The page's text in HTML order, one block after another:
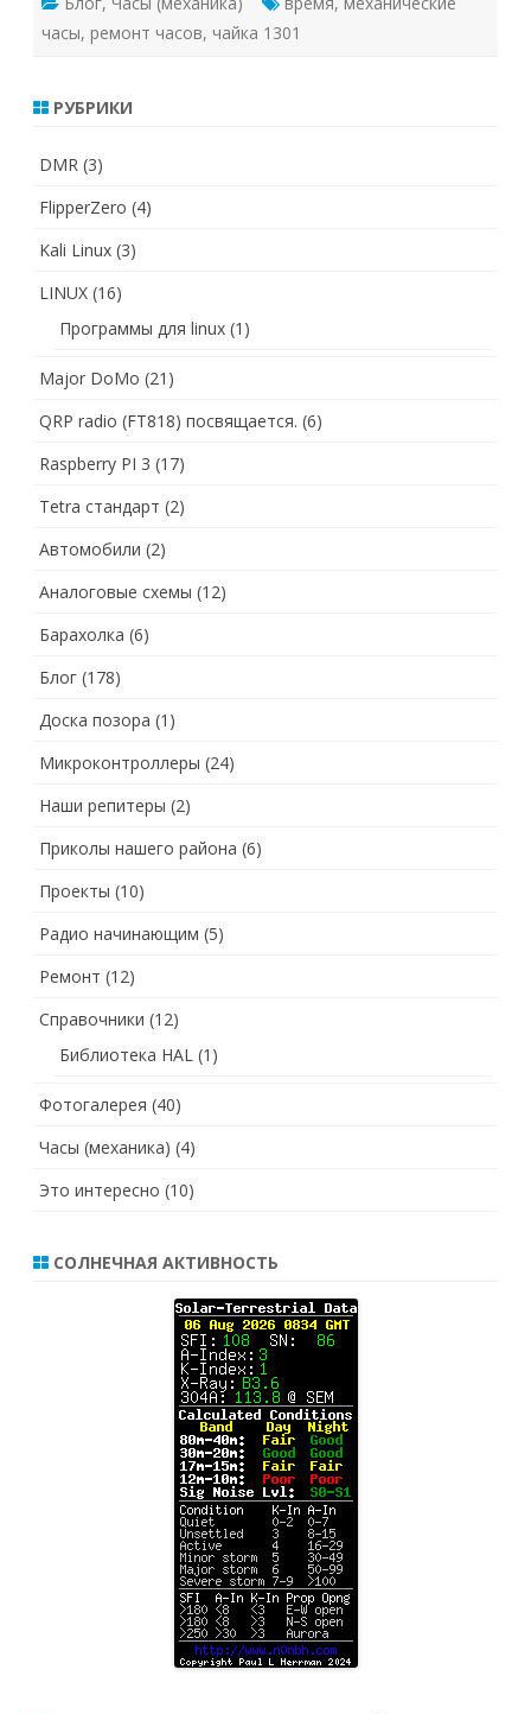
часы, ремонт часов, чайка 1301
РУБРИКИ
DMR (3)
FlipperZero (4)
Kali Linux (3)
LINUX (16)
Программы для linux (1)
Major DoMo (21)
QRP radio (FT818) посвящается. (6)
Raspberry PI 3 (17)
Tetra стандарт (2)
Автомобили (2)
Аналоговые схемы (12)
Барахолка (6)
Блог (178)
Доска позора (1)
Микроконтроллеры (24)
Наши репитеры (2)
Приколы нашего района (6)
Проекты (10)
Радио начинающим (5)
Ремонт (12)
Справочники (12)
Библиотека HAL (1)
Фотогалерея (40)
Часы (механика) (4)
Это интересно (10)
СОЛНЕЧНАЯ АКТИВНОСТЬ